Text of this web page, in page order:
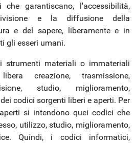
garantiscano, l'accessibilità,
e la diffusione della
e del sapere, liberamente e in
gli esseri umani.
strumenti materiali o immateriali
creazione, trasmissione,
studio, miglioramento,
codici sorgenti liberi e aperti. Per
si intendono quei codici che
utilizzo, studio, miglioramento,
Quindi, i codici informatici,